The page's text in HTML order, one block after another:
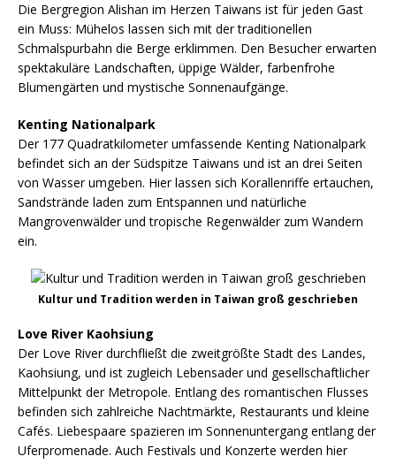
Die Bergregion Alishan im Herzen Taiwans ist für jeden Gast
ein Muss: Mühelos lassen sich mit der traditionellen
Schmalspurbahn die Berge erklimmen. Den Besucher erwarten
spektakuläre Landschaften, üppige Wälder, farbenfrohe
Blumengärten und mystische Sonnenaufgänge.
Kenting Nationalpark
Der 177 Quadratkilometer umfassende Kenting Nationalpark
befindet sich an der Südspitze Taiwans und ist an drei Seiten
von Wasser umgeben. Hier lassen sich Korallenriffe ertauchen,
Sandstrände laden zum Entspannen und natürliche
Mangrovenwälder und tropische Regenwälder zum Wandern
ein.
Kultur und Tradition werden in Taiwan groß geschrieben
Love River Kaohsiung
Der Love River durchfließt die zweitgrößte Stadt des Landes,
Kaohsiung, und ist zugleich Lebensader und gesellschaftlicher
Mittelpunkt der Metropole. Entlang des romantischen Flusses
befinden sich zahlreiche Nachtmärkte, Restaurants und kleine
Cafés. Liebespaare spazieren im Sonnenuntergang entlang der
Uferpromenade. Auch Festivals und Konzerte werden hier